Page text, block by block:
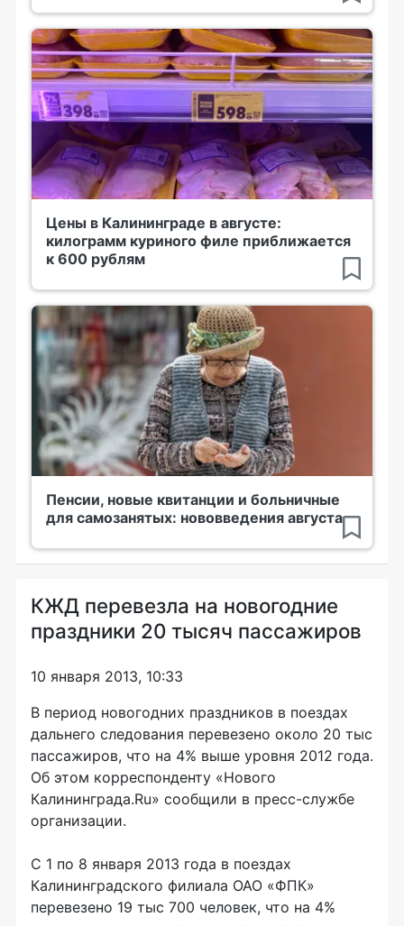
Цены в Калининграде в августе:
килограмм куриного филе приближается
к 600 рублям
Пенсии, новые квитанции и больничные
для самозанятых: нововведения августа
КЖД перевезла на новогодние
праздники 20 тысяч пассажиров
10 января 2013, 10:33
В период новогодних праздников в поездах
дальнего следования перевезено около 20 тыс
пассажиров, что на 4% выше уровня 2012 года.
Об этом корреспонденту «Нового
Калининграда.Ru» сообщили в пресс-службе
организации.
С 1 по 8 января 2013 года в поездах
Калининградского филиала ОАО «ФПК»
перевезено 19 тыс 700 человек, что на 4%